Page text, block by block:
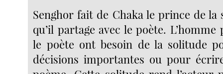
Senghor fait de Chaka le prince de
qu’il partage avec le poète.
le poète ont besoin de la solitude
décisions importantes ou pour